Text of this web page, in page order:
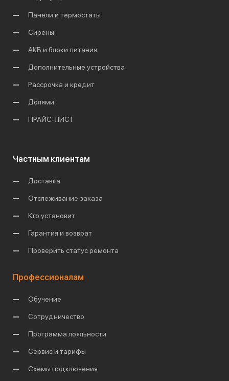
Панели и термостаты
Сирены
АКБ и блоки питания
Дополнительные устройства
Рассрочка и кредит
Долями
ПРАЙС-ЛИСТ
Частным клиентам
Доставка
Отслеживание заказа
Кто установит
Гарантия и возврат
Проверить статус ремонта
Профессионалам
Обучение
Сотрудничество
Программа лояльности
Сервис и тарифы
Схемы подключения